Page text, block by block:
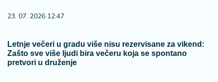
23. 07. 2026 12:47
Letnje večeri u gradu više nisu rezervisane za vikend:
Zašto sve više ljudi bira večeru koja se spontano
pretvori u druženje